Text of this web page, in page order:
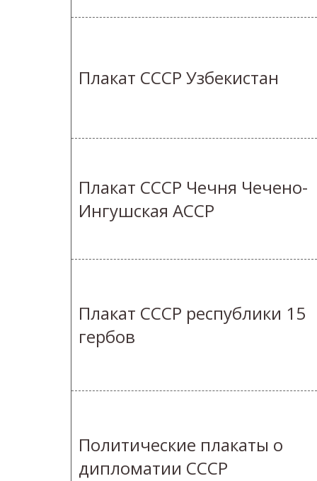
Плакат СССР Узбекистан
Плакат СССР Чечня Чечено-
Ингушская АССР
Плакат СССР республики 15
гербов
Политические плакаты о
дипломатии СССР